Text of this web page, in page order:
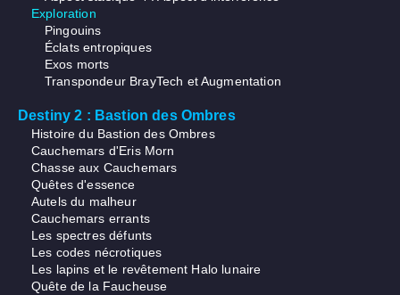
Exploration
Pingouins
Éclats entropiques
Exos morts
Transpondeur BrayTech et Augmentation
Destiny 2 : Bastion des Ombres
Histoire du Bastion des Ombres
Cauchemars d'Eris Morn
Chasse aux Cauchemars
Quêtes d'essence
Autels du malheur
Cauchemars errants
Les spectres défunts
Les codes nécrotiques
Les lapins et le revêtement Halo lunaire
Quête de la Faucheuse